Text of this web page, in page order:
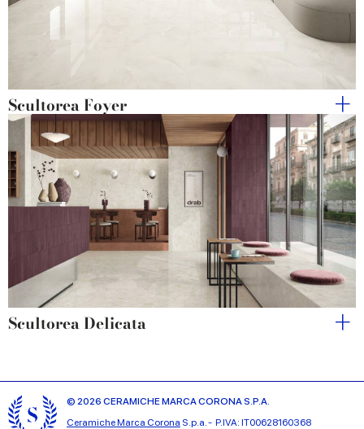
Scultorea Foyer
Scultorea Delicata
© 2026 CERAMICHE MARCA CORONA S.P.A.
Ceramiche Marca Corona S.p.a. - P.IVA: IT00628160368